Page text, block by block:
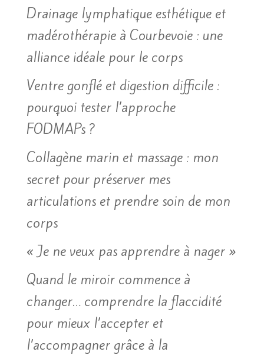
Drainage lymphatique esthétique et
madérothérapie à Courbevoie : une
alliance idéale pour le corps
Ventre gonflé et digestion difficile :
pourquoi tester l’approche
FODMAPs ?
Collagène marin et massage : mon
secret pour préserver mes
articulations et prendre soin de mon
corps
« Je ne veux pas apprendre à nager »
Quand le miroir commence à
changer… comprendre la flaccidité
pour mieux l’accepter et
l’accompagner grâce à la